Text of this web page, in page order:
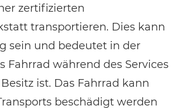
zertifizierten
transportieren. Dies kann
sein und bedeutet in der
Fahrrad während des Services
ist. Das Fahrrad kann
beschädigt werden